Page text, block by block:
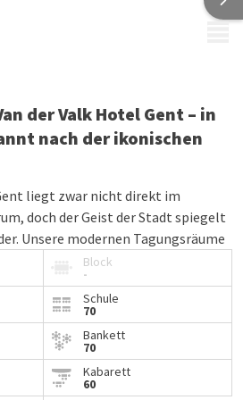
der Valk Hotel Gent – in
nach der ikonischen
liegt zwar nicht direkt im
doch der Geist der Stadt spiegelt
Unsere modernen Tagungsräume
in Gent benannt – wie der
Plätze der Stadt.
mit der Korenlei das malerische
im 11. Jahrhundert ein wichtiger
sie für den unverwechselbaren
Gents – genauso wie der
Block
-
Schule
70
Bankett
70
Kabarett
60